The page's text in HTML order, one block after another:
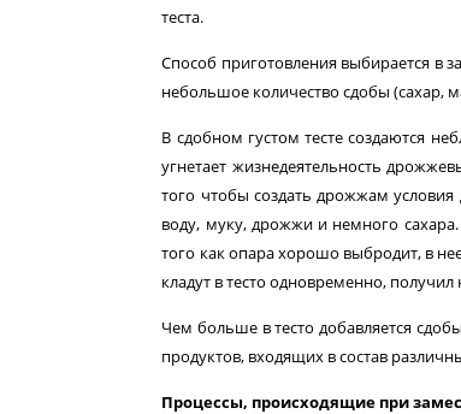
теста.
Способ приготовления выбирается в
неболь­шое количество сдобы (сахар,
В сдобном густом тесте создаются
угнетает жизнедеятельность
того чтобы создать дрожжам
воду, муку, дрожжи и немно­го сахара.
того как опара хорошо выбродит, в
кладут в тесто одновременно,
Чем больше в тесто добавляется
продуктов, входящих в состав
Процессы, происходящие при